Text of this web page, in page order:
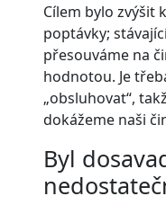
Cílem bylo zvýšit
poptávky;
přesouváme na
hodnotou. Je
„obsluhovat“,
dokážeme naši
Byl